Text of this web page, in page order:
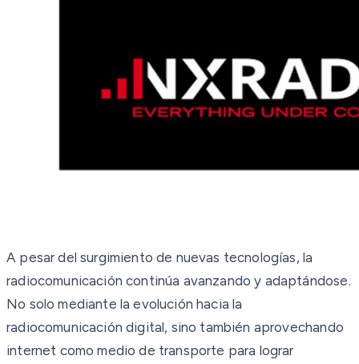
A pesar del surgimiento de nuevas tecnologías, la
radiocomunicación continúa avanzando y adaptándose.
No solo mediante la evolución hacia la
radiocomunicación digital, sino también aprovechando
internet como medio de transporte para lograr